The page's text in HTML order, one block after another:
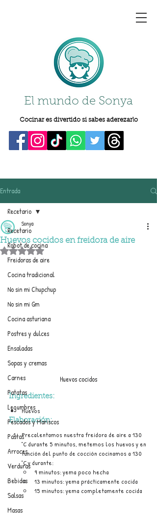
El mundo de Sonya
Cocinar es divertido si sabes aderezarlo
Entrada
Recetario
Robot de cocina
Freidoras de aire
Cocina tradicional
No sin mi Chupchup
No sin mi Gm
Cocina asturiana
Postres y dulces
Ensaladas
Sopas y cremas
Carnes
Patatas
Legumbres
Pescados y Mariscos
Pastas
Arroces
Verduras
Bebidas
Salsas
Masas
Recetario
Huevos cocidos en freidora de aire
Sonya
Obtuvo NaN de 5 estrellas.
Huevos cocidos
Ingredientes:
Huevos
Elaboración:
Precalentamos nuestra freidora de aire a 130
°C durante 5 minutos, metemos los huevos y en
función del punto de cocción cocinamos a 130
°C y durante:
9 minutos: yema poco hecha
13 minutos: yema prácticamente cocida
15 minutos: yema completamente cocida